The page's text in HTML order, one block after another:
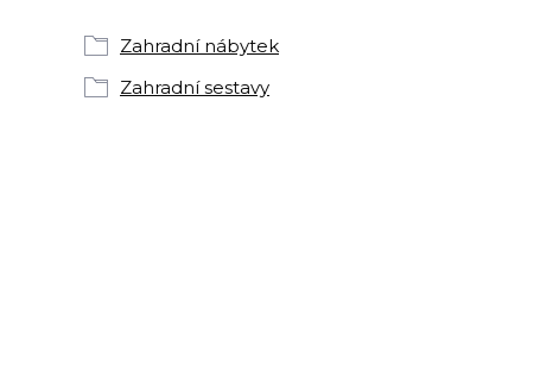
Zahradní nábytek
Zahradní sestavy